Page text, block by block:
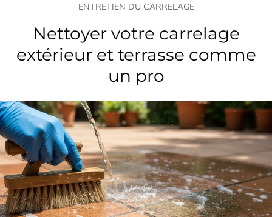
ENTRETIEN DU CARRELAGE
Nettoyer votre carrelage
extérieur et terrasse comme
un pro